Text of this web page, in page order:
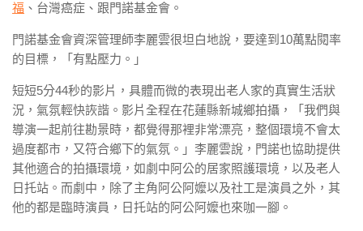
福 、台灣癌症、跟門諾基金會。
門諾基金會資深管理師李麗雲很坦白地說，要達到10萬點閱率
的目標，「有點壓力。」
短短5分44秒的影片，具體而微的表現出老人家的真實生活狀
況，氣氛輕快詼諧。影片全程在花蓮縣新城鄉拍攝，「我們與
導演一起前往勘景時，都覺得那裡非常漂亮，整個環境不會太
過度都市，又符合鄉下的氣氛。」李麗雲說，門諾也協助提供
其他適合的拍攝環境，如劇中阿公的居家照護環境，以及老人
日托站。而劇中，除了主角阿公阿嬤以及社工是演員之外，其
他的都是臨時演員，日托站的阿公阿嬤也來咖一腳。